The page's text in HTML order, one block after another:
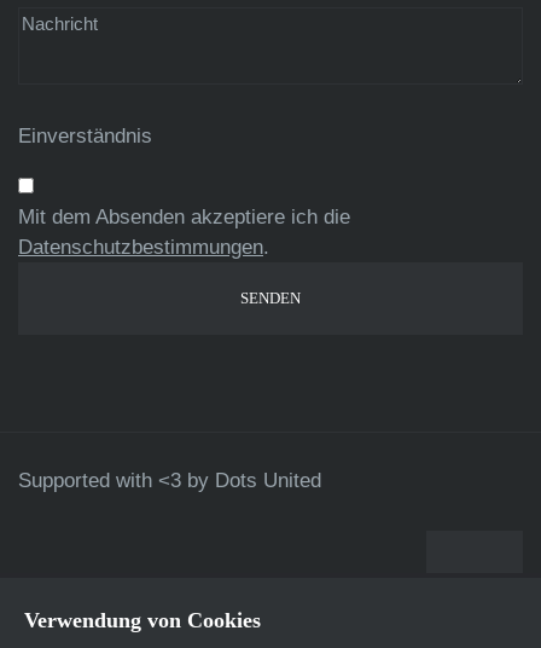
Einverständnis
Mit dem Absenden akzeptiere ich die
Datenschutzbestimmungen.
Supported with <3 by Dots United
Verwendung von Cookies